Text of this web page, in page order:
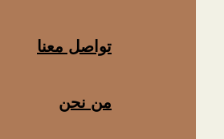
تواصل معنا
من نحن